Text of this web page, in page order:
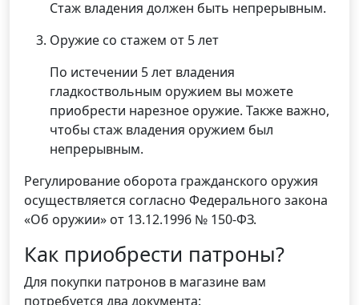
Стаж владения должен быть непрерывным.
Оружие со стажем от 5 лет
По истечении 5 лет владения
гладкоствольным оружием вы можете
приобрести нарезное оружие. Также важно,
чтобы стаж владения оружием был
непрерывным.
Регулирование оборота гражданского оружия
осуществляется согласно Федерального закона
«Об оружии» от 13.12.1996 № 150-ФЗ.
Как приобрести патроны?
Для покупки патронов в магазине вам
потребуется два документа: